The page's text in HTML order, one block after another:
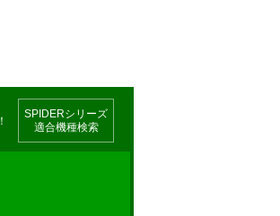
SPIDERシリーズ
適合機種検索